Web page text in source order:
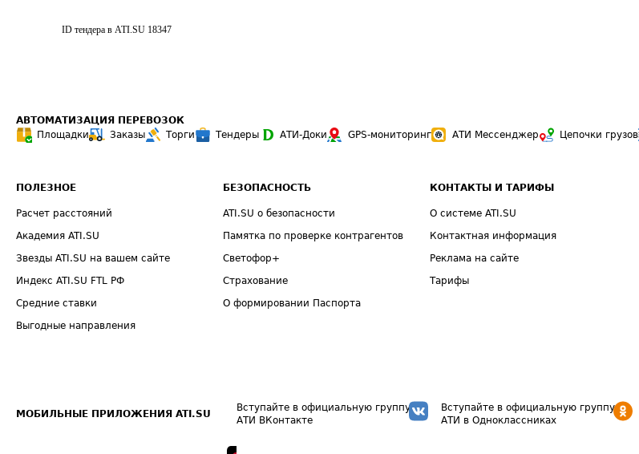
ID тендера в ATI.SU 18347
АВТОМАТИЗАЦИЯ ПЕРЕВОЗОК
Площадки
Заказы Торги Тендеры АТИ-Доки GPS-мониторинг АТИ Мессенджер Цепочки грузов
ПОЛЕЗНОЕ
Расчет расстояний
Академия ATI.SU
Звезды ATI.SU на вашем сайте
Индекс ATI.SU FTL РФ
Средние ставки
Выгодные направления
БЕЗОПАСНОСТЬ
ATI.SU о безопасности
Памятка по проверке контрагентов
Светофор+
Страхование
О формировании Паспорта
КОНТАКТЫ И ТАРИФЫ
О системе ATI.SU
Контактная информация
Реклама на сайте
Тарифы
МОБИЛЬНЫЕ ПРИЛОЖЕНИЯ ATI.SU
Вступайте в официальную группу
АТИ ВКонтакте
Вступайте в официальную группу
АТИ в Одноклассниках